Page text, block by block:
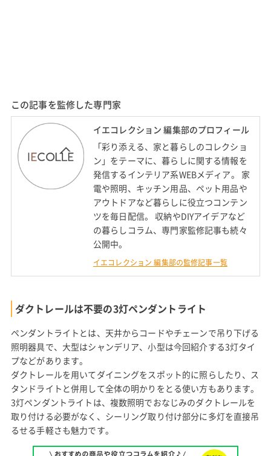
この記事を監修した専門家
イエコレクション 編集部のプロフィール
「彩り添える、家と暮らしのコレクショ
ン」をテーマに、暮らしに関する情報を
発信するインテリア系WEBメディア。 家
電や照明、キッチン用品、ペット用品や
アウトドアなど暮らしに役立つコンテン
ツを毎日配信。 収納やDIYアイデアなど
の暮らしコラム、専門家監修記事も続々
公開中。
イエコレクション 編集部の監修記事一覧
ダクトレールは不要の3灯ペンダントライト
ペンダントライトとは、天井からコードやチェーンで吊り下げる
照明器具で、大型はシャンデリア、小型は今回紹介する3灯タイ
プなどがあります。
ダクトレールを用いてダイニングをスポット的に照らしたり、ス
タンドライトと併用して全体の明かりをとる使い方もあります。
3灯ペンダントライトは、複数照明でおなじみのダクトレールを
取り付ける必要がなく、シーリング取り付け部分に多灯を直接吊
るせる手軽さも魅力です。